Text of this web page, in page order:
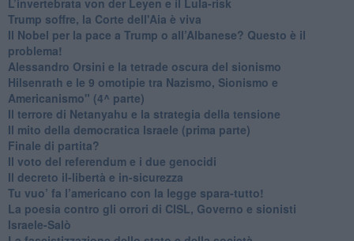
Trump soffre, la Corte dell'Aia è viva
​Il Nobel per la pace a Trump o all’Albanese? Questo è il
problema!
​Alessandro Orsini e la tetrade oscura del sionismo
​Hilsenrath e le 9 omotipie tra Nazismo, Sionismo e
Americanismo" (4^ parte)
​Il terrore di Netanyahu e la strategia della tensione
Il mito della democratica Israele (prima parte)
​Finale di partita?
​Il voto del referendum e i due genocidi
Il decreto il-libertà e in-sicurezza
Tu vuo’ fa l’americano con la legge spara-tutto!
La poesia contro gli orrori di CISL, Governo e sionisti
Israele-Salò